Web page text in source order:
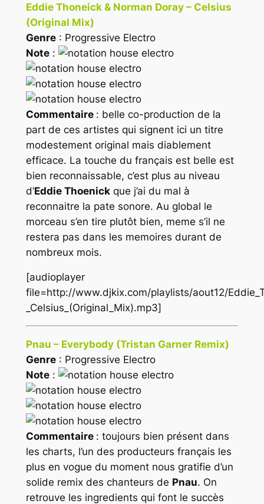
Eddie Thoneick & Norman Doray – Celsius
(Original Mix)
Genre: Progressive Electro
Note:
Commentaire : belle co-production de la
part de ces artistes qui signent ici un titre
modestement original mais diablement
efficace. La touche du français est belle est
bien reconnaissable, c’est plus au niveau
d’Eddie Thoenickque j’ai du mal à
reconnaitre la pate sonore. Au global le
morceau s’en tire plutôt bien, meme s’il ne
restera pas dans les memoires durant de
nombreux mois.
[audioplayer
file=http://www.djkix.com/playlists/aout12/
_Celsius_(Original_Mix).mp3]
Pnau – Everybody (Tristan Garner Remix)
Genre: Progressive Electro
Note:
Commentaire : toujours bien présent dans
les charts, l’un des producteurs français les
plus en vogue du moment nous gratifie d’un
solide remix des chanteurs de Pnau. On
retrouve les ingredients qui font le succès